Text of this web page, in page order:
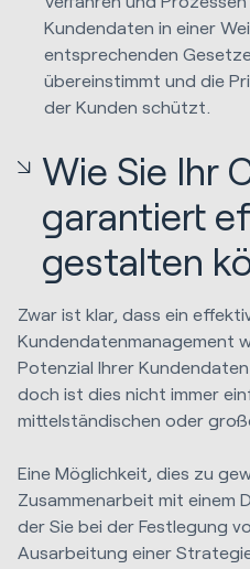
Kundendaten in einer
entsprechenden
übereinstimmt und die
der Kunden schützt.
Wie Sie Ihr
garantiert
gestalten
Zwar ist klar, dass ein
Kundendatenmanagement
Potenzial Ihrer
doch ist dies nicht immer
mittelständischen oder
Eine Möglichkeit, dies zu
Zusammenarbeit mit einem
der Sie bei der Festlegung
Ausarbeitung einer